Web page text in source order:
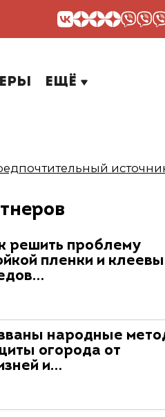
Ещё
решить проблему
пленки и
народные
огорода от
и…